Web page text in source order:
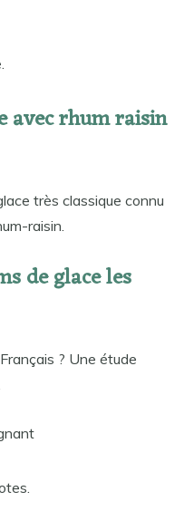
avec rhum raisin
très classique connu
raisin.
de glace les
? Une étude